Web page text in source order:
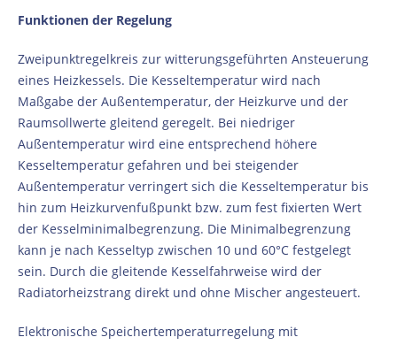
Funktionen der Regelung
Zweipunktregelkreis zur witterungsgeführten Ansteuerung
eines Heizkessels. Die Kesseltemperatur wird nach
Maßgabe der Außentemperatur, der Heizkurve und der
Raumsollwerte gleitend geregelt. Bei niedriger
Außentemperatur wird eine entsprechend höhere
Kesseltemperatur gefahren und bei steigender
Außentemperatur verringert sich die Kesseltemperatur bis
hin zum Heizkurvenfußpunkt bzw. zum fest fixierten Wert
der Kesselminimalbegrenzung. Die Minimalbegrenzung
kann je nach Kesseltyp zwischen 10 und 60°C festgelegt
sein. Durch die gleitende Kesselfahrweise wird der
Radiatorheizstrang direkt und ohne Mischer angesteuert.
Elektronische Speichertemperaturregelung mit